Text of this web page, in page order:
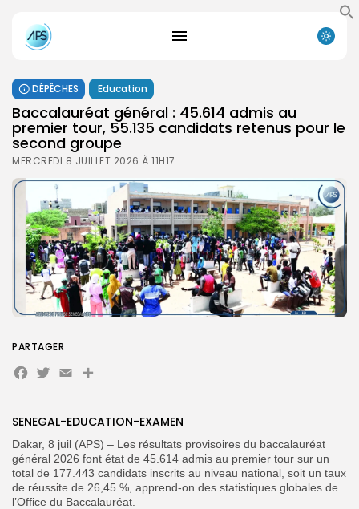
DÉPÊCHES Education
Baccalauréat général : 45.614 admis au
premier tour, 55.135 candidats retenus pour le
second groupe
MERCREDI 8 JUILLET 2026 À 11H17
SENEGAL-EDUCATION-EXAMEN
Dakar, 8 juil (APS) – Les résultats provisoires du baccalauréat
général 2026 font état de 45.614 admis au premier tour sur un
total de 177.443 candidats inscrits au niveau national, soit un taux
de réussite de 26,45 %, apprend-on des statistiques globales de
l’Office du Baccalauréat.
PARTAGER
Facebook
Twitter
EmailPartager